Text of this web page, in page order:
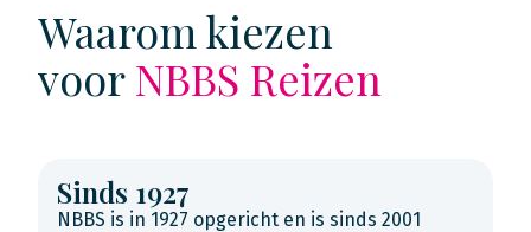
Waarom kiezen
voorNBBS Reizen
Sinds 1927
NBBS is in 1927 opgericht en is sinds 2001